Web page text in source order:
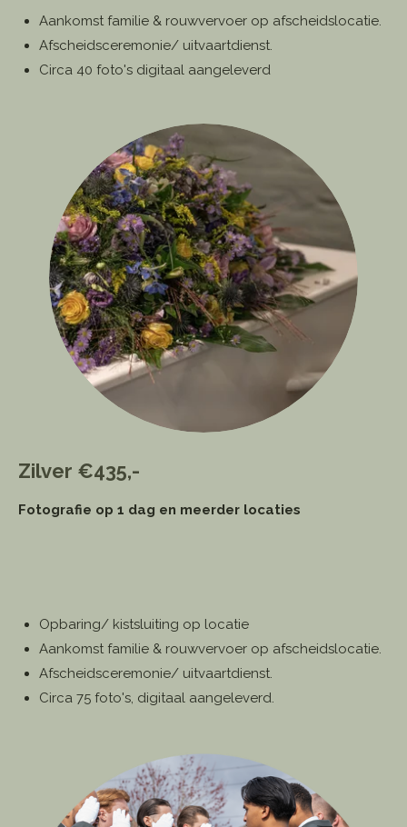
Aankomst familie & rouwvervoer op afscheidslocatie.
Afscheidsceremonie/ uitvaartdienst.
Circa 40 foto's digitaal aangeleverd
Zilver €435,-
Fotografie op 1 dag en meerder locaties
Opbaring/ kistsluiting op locatie
Aankomst familie & rouwvervoer op afscheidslocatie.
Afscheidsceremonie/ uitvaartdienst.
Circa 75 foto's, digitaal aangeleverd.